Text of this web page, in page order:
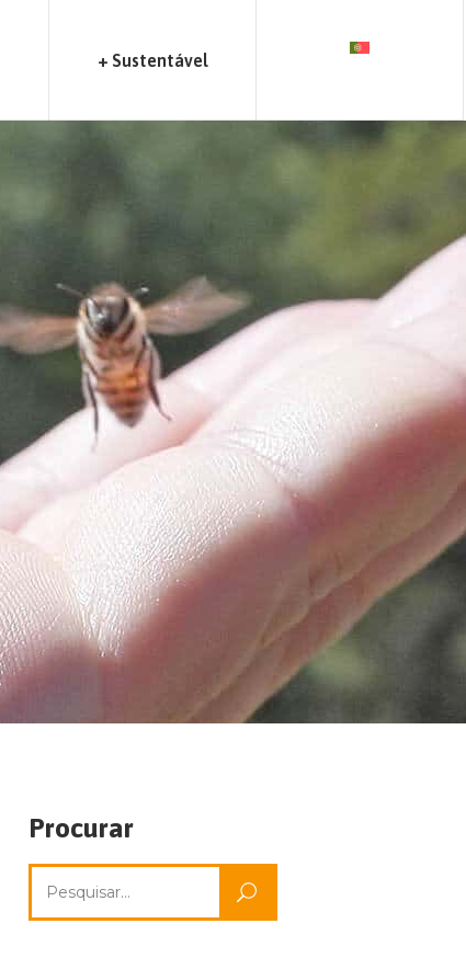
+ Sustentável
Procurar
por: